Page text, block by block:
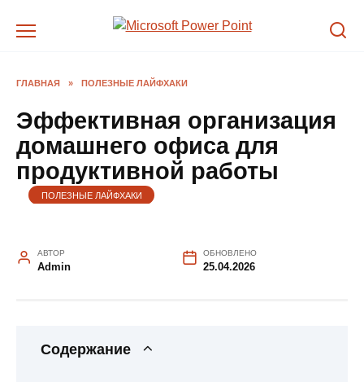
ГЛАВНАЯ » ПОЛЕЗНЫЕ ЛАЙФХАКИ
Эффективная организация
домашнего офиса для
продуктивной работы
ПОЛЕЗНЫЕ ЛАЙФХАКИ
АВТОР
Admin
ОБНОВЛЕНО
25.04.2026
Содержание